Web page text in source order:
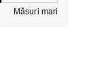
Măsuri mari